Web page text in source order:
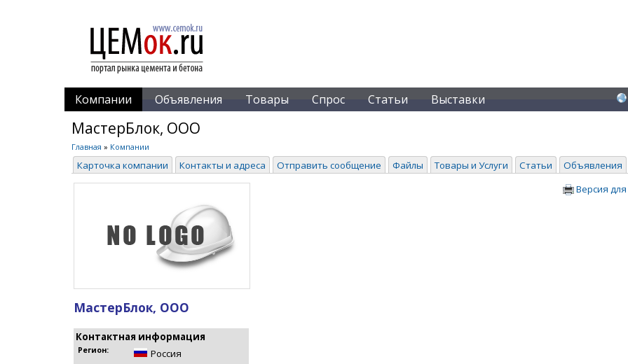
Компании Объявления Товары Спрос Статьи Выставки
МастерБлок, ООО
Главная » Компании
Карточка компании Контакты и адреса Отправить сообщение Файлы Товары и Услуги Статьи Объявления
МастерБлок, ООО
Контактная информация
Регион: Россия
Версия